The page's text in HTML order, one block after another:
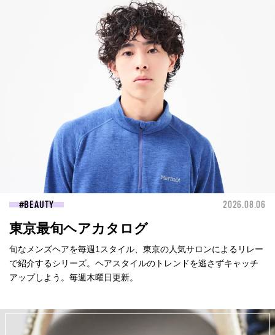
BEAUTY 2026.08.06
東京最旬ヘアカタログ
旬なメンズヘアを毎週1スタイル、東京の人気サロンによるリレー
で紹介するシリーズ。ヘアスタイルのトレンドを逃さずキャッチ
アップしよう。毎週木曜日更新。